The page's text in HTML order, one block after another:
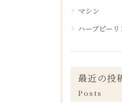
マシン
ハーブピー
最近の投
Posts